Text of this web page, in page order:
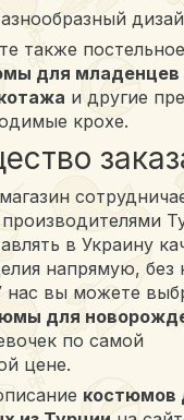
также
для младенцев
и другие
крохе.
в Украину
напрямую, без
нас вы можете
для
по самой
цене.
костюмов